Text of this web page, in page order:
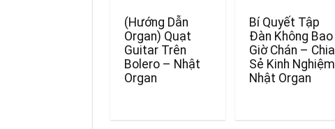
(Hướng Dẫn
Organ) Quạt
Guitar Trên
Bolero – Nhật
Organ
Bí Quyết Tập
Đàn Không Bao
Giờ Chán – Chia
Sẻ Kinh Nghiệm
Nhật Organ